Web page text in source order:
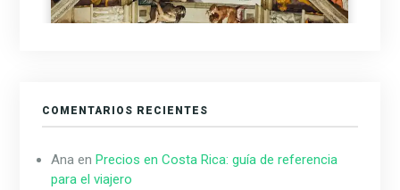
COMENTARIOS RECIENTES
Ana enPrecios en Costa Rica: guía de referencia
para el viajero